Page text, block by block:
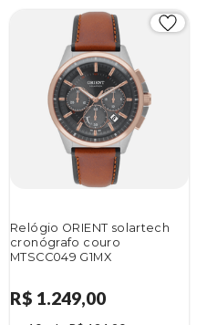
Relógio ORIENT solartech
cronógrafo couro
MTSCC049 G1MX
R$ 1.249,00